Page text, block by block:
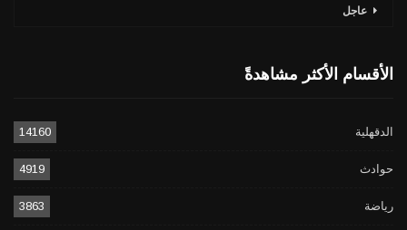
عاجل
الأقسام الأكثر مشاهدةً
الدقهلية 14160
حوادث 4919
رياضة 3863